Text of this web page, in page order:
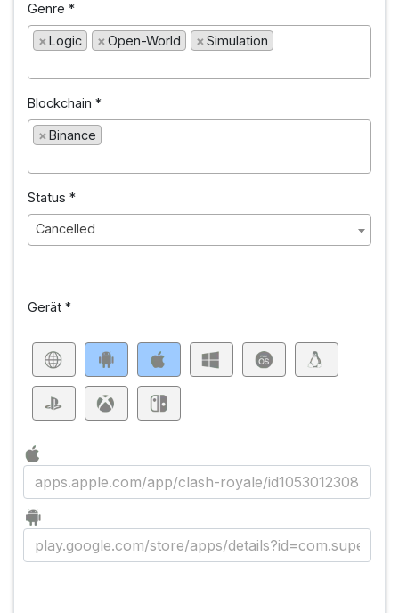
Genre *
×Logic ×Open-World ×Simulation
Blockchain *
×Binance
Status *
Cancelled
Gerät *